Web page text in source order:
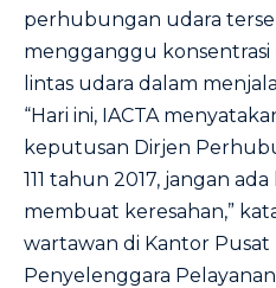
perhubungan udara
mengganggu
lintas udara dalam
“Hari ini, IACTA
keputusan Dirjen
111 tahun 2017, jangan
membuat keresahan,”
wartawan di Kantor
Penyelenggara